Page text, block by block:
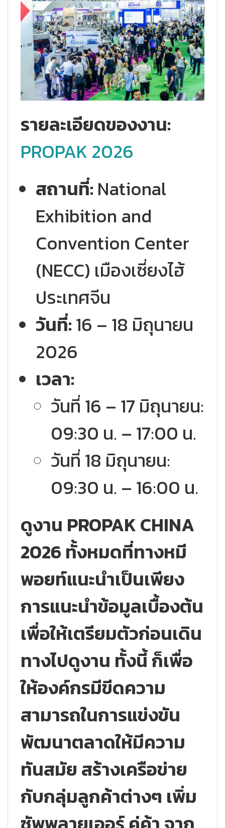
รายละเอียดของงาน:
PROPAK 2026
สถานที่: National
Exhibition and
Convention Center
(NECC) เมืองเซี่ยงไฮ้
ประเทศจีน
วันที่:16 – 18 มิถุนายน
2026
เวลา:
วันที่ 16 – 17 มิถุนายน:
09:30 น. – 17:00 น.
วันที่ 18 มิถุนายน:
09:30 น. – 16:00 น.
ดูงาน PROPAK CHINA
2026 ทั้งหมดที่ทางหมี
พอยท์แนะนำเป็นเพียง
การแนะนำข้อมูลเบื้องต้น
เพื่อให้เตรียมตัวก่อนเดิน
ทางไปดูงาน ทั้งนี้ ก็เพื่อ
ให้องค์กรมีขีดความ
สามารถในการแข่งขัน
พัฒนาตลาดให้มีความ
ทันสมัย สร้างเครือข่าย
กับกลุ่มลูกค้าต่างๆ เพิ่ม